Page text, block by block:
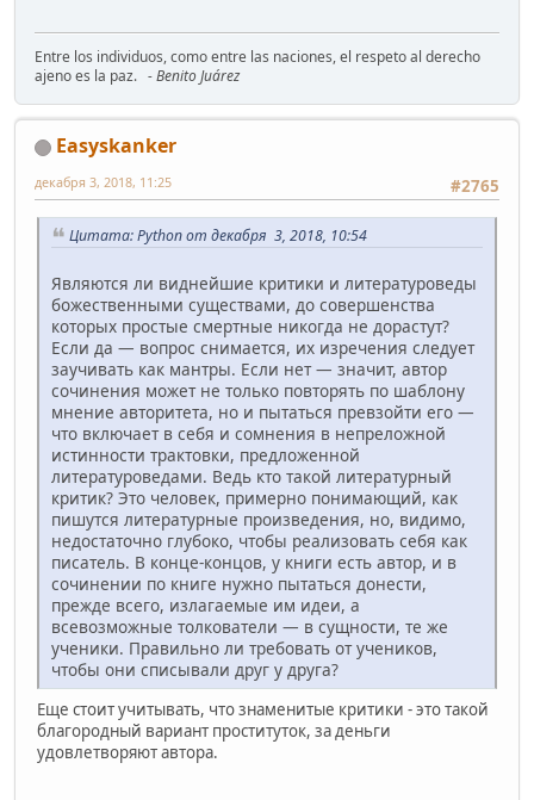
Entre los individuos, como entre las naciones, el respeto al derecho
ajeno es la paz. - Benito Juárez
Easyskanker
#2765
декабря 3, 2018, 11:25
Цитата: Python от декабря 3, 2018, 10:54
Являются ли виднейшие критики и литературоведы
божественными существами, до совершенства
которых простые смертные никогда не дорастут?
Если да — вопрос снимается, их изречения следует
заучивать как мантры. Если нет — значит, автор
сочинения может не только повторять по шаблону
мнение авторитета, но и пытаться превзойти его —
что включает в себя и сомнения в непреложной
истинности трактовки, предложенной
литературоведами. Ведь кто такой литературный
критик? Это человек, примерно понимающий, как
пишутся литературные произведения, но, видимо,
недостаточно глубоко, чтобы реализовать себя как
писатель. В конце-концов, у книги есть автор, и в
сочинении по книге нужно пытаться донести,
прежде всего, излагаемые им идеи, а
всевозможные толкователи — в сущности, те же
ученики. Правильно ли требовать от учеников,
чтобы они списывали друг у друга?
Еще стоит учитывать, что знаменитые критики - это такой
благородный вариант проституток, за деньги
удовлетворяют автора.